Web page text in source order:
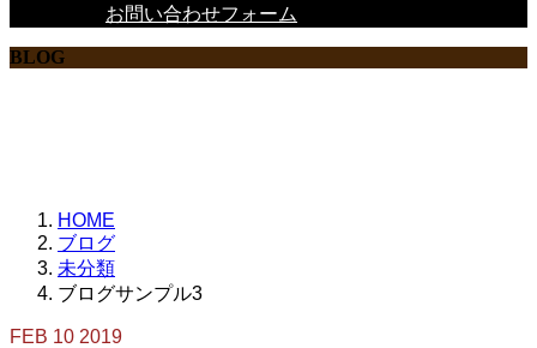
お問い合わせフォーム
BLOG
HOME
ブログ
未分類
ブログサンプル3
FEB 10 2019